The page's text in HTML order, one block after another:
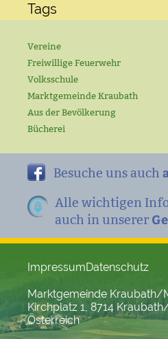
Tags
Vereine
Freiwillige Feuerwehr
Volksschule
Marktgemeinde Kraubath
Aus der Bevölkerung
Bücherei
Besuche uns auch
Alle wichtigen
auch in unserer
ImpressumDatenschutz
Marktgemeinde Kraubath/
Kirchplatz 1, 8714
Österreich